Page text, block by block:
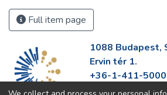
Full item page
1088 Budapest,
Ervin tér 1.
+36-1-411-5000
info@fszek.hu